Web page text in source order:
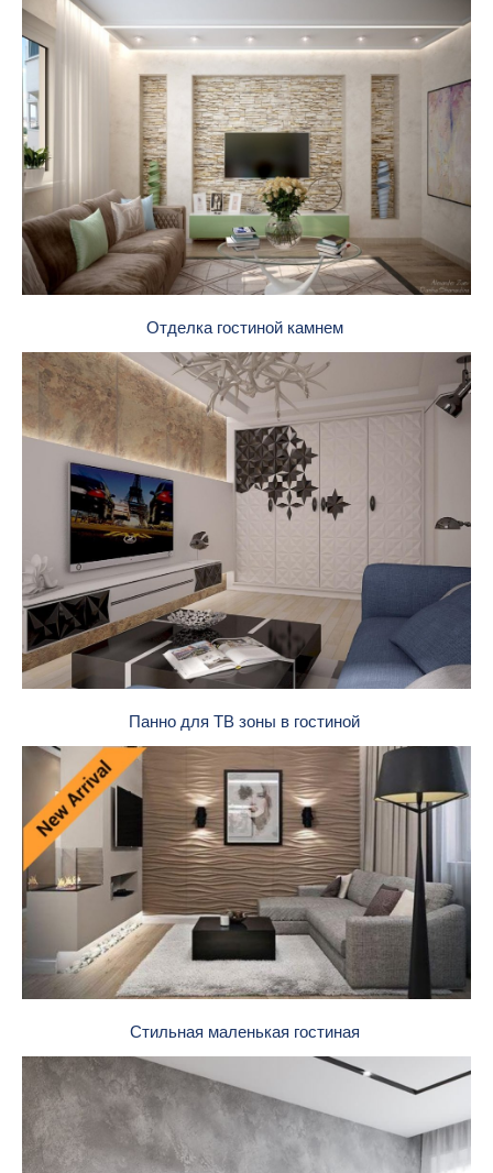
Отделка гостиной камнем
Панно для ТВ зоны в гостиной
Стильная маленькая гостиная